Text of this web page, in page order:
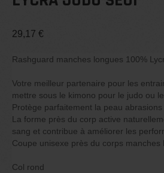
29,17 €
Rashguard manches longues 100%
Votre meilleur partenaire pour les
mettre sous le kimono pour le judo ou
Protège parfaitement la peau abrasions
La forme près du corp active
sang et contribue à améliorer les
Coupe unisexe près du corps manches
Col rond